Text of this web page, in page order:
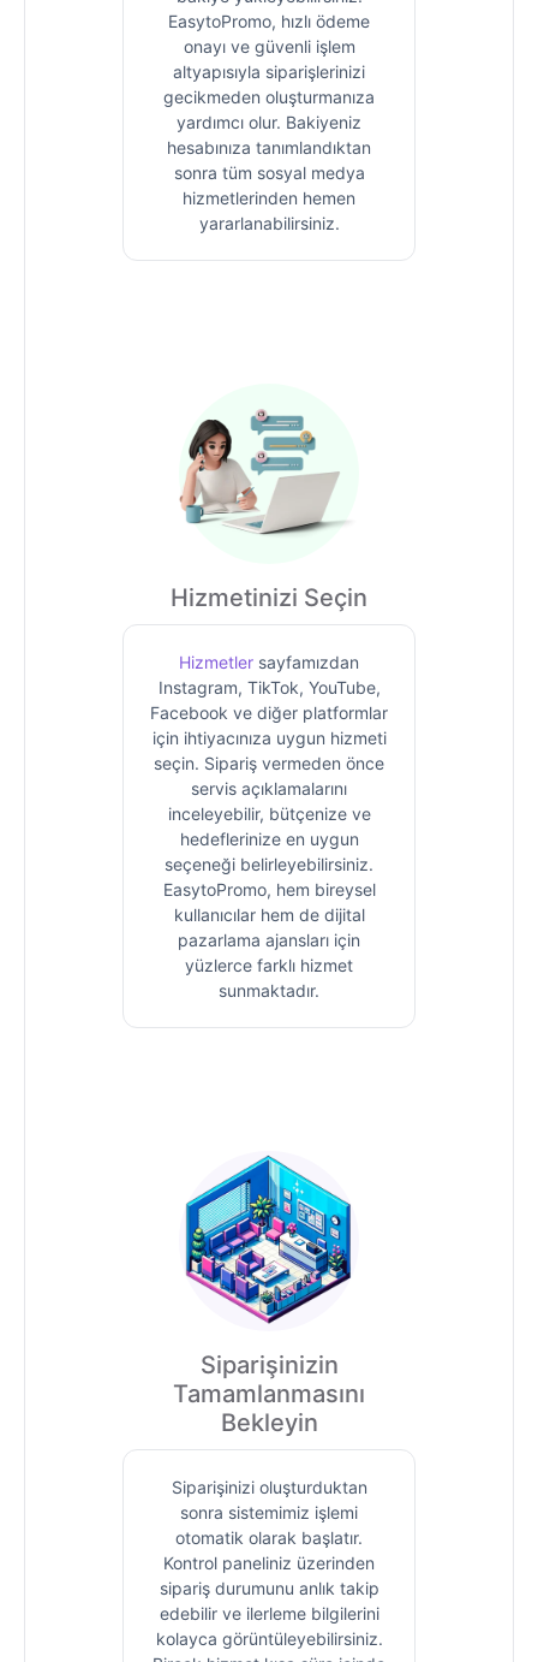
EasytoPromo, hızlı ödeme
onayı ve güvenli işlem
altyapısıyla siparişlerinizi
gecikmeden oluşturmanıza
yardımcı olur. Bakiyeniz
hesabınıza tanımlandıktan
sonra tüm sosyal medya
hizmetlerinden hemen
yararlanabilirsiniz.
Hizmetinizi Seçin
Hizmetler sayfamızdan
Instagram, TikTok, YouTube,
Facebook ve diğer platformlar
için ihtiyacınıza uygun hizmeti
seçin. Sipariş vermeden önce
servis açıklamalarını
inceleyebilir, bütçenize ve
hedeflerinize en uygun
seçeneği belirleyebilirsiniz.
EasytoPromo, hem bireysel
kullanıcılar hem de dijital
pazarlama ajansları için
yüzlerce farklı hizmet
sunmaktadır.
Siparişinizin
Tamamlanmasını
Bekleyin
Siparişinizi oluşturduktan
sonra sistemimiz işlemi
otomatik olarak başlatır.
Kontrol paneliniz üzerinden
sipariş durumunu anlık takip
edebilir ve ilerleme bilgilerini
kolayca görüntüleyebilirsiniz.